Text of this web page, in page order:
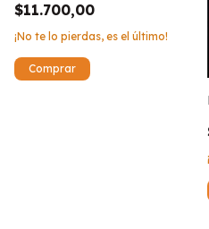
$11.700,00
¡No te lo pierdas, es el último!